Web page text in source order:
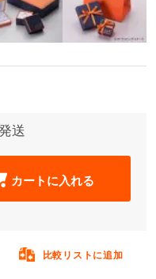
送
カートに入れる
比較リストに追加